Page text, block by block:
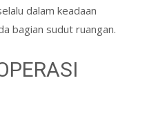
dalam keadaan
bagian sudut ruangan.